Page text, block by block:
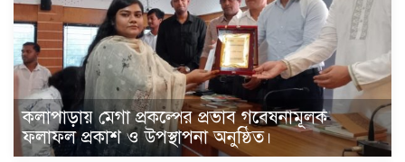
কলাপাড়ায় মেগা প্রকল্পের প্রভাব গবেষনামূলক
ফলাফল প্রকাশ ও উপস্থাপনা অনুষ্ঠিত।